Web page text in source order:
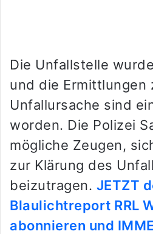
Die Unfallstelle
und die Ermittlungen
Unfallursache sind
worden. Die Polizei
mögliche Zeugen,
zur Klärung des
beizutragen. JETZT
Blaulichtreport RRL
abonnieren und